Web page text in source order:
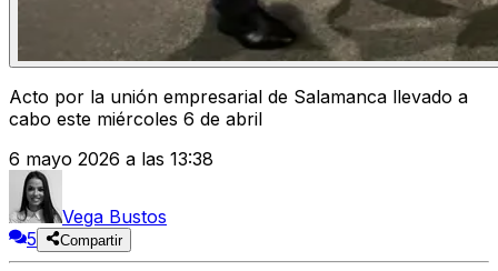
Acto por la unión empresarial de Salamanca llevado a
cabo este miércoles 6 de abril
6 mayo 2026 a las 13:38
Vega Bustos
5
Compartir